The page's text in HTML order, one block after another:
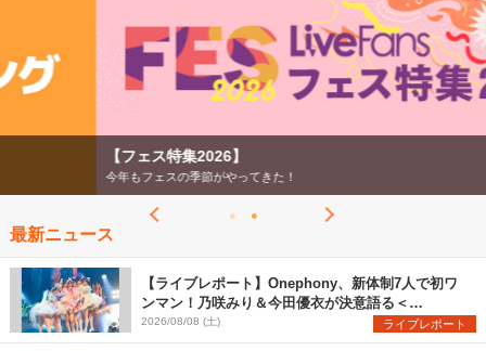
【フェス特集2026】
今年もフェスの季節がやってきた！
最新ニュース
【ライブレポート】Onephony、新体制7人で初ワ
ンマン！乃咲みり＆今田優衣が決意語る＜
Onephony新体制1st Oneman Live はじまりの夏
＞
2026/08/08 (土) ライブレポート